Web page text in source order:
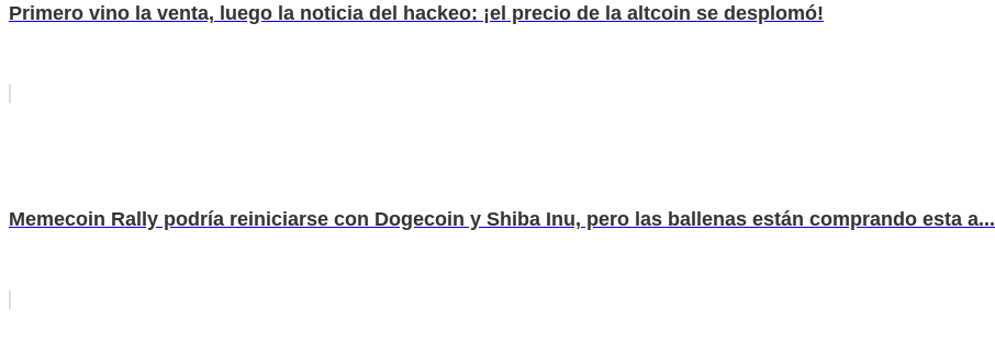
Primero vino la venta, luego la noticia del hackeo: ¡el precio de la altcoin se desplomó!
Memecoin Rally podría reiniciarse con Dogecoin y Shiba Inu, pero las ballenas están comprando esta a...